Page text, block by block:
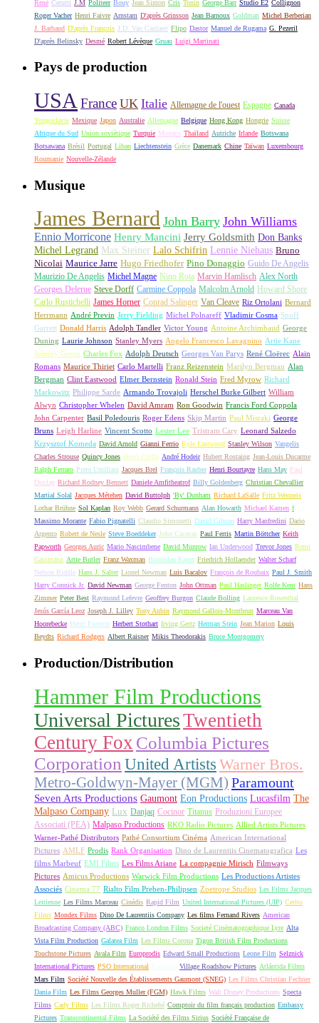
René Cerutti J.M Politeer Bouy Jean Simon Cris Tonin George Barr Studio E2 Collignon
Roger Vacher Henri Faivre Arnstam D'après Grinsson Jean Barnoux Goldman Michel Berberian
J. Barbaud D'après François J.D. Van Caulaert Flipo Dastor Manuel de Rugama G. Pezeril
D'après Belinsky Desmé Robert Lévèque Gruau Luigi Martinati
Pays de production
USA France UK Italie Allemagne de l'ouest Espagne Canada
Yougoslavie Mexique Japon Australie Allemagne Belgique Hong Kong Hongrie Suisse
Afrique du Sud Union soviétique Turquie Monaco Thaïland Autriche Irlande Botswana
Botsawana Brésil Portugal Liban Liechtenstein Grèce Danemark Chine Taïwan Luxembourg
Roumanie Nouvelle-Zélande
Musique
James Bernard John Barry John Williams
Ennio Morricone Henry Mancini Jerry Goldsmith Don Banks
Michel Legrand Max Steiner Lalo Schifrin Lennie Niehaus Bruno
Nicolai Maurice Jarre Hugo Friedhofer Pino Donaggio Guido De Angelis
Maurizio De Angelis Michel Magne Nino Rota Marvin Hamlisch Alex North
Georges Delerue Steve Dorff Carmine Coppola Malcolm Arnold Howard Shore
Carlo Rustichelli James Horner Conrad Salinger Van Cleave Riz Ortolani Bernard
Herrmann André Previn Jerry Fielding Michel Polnareff Vladimir Cosma Snuff
Garrett Donald Harris Adolph Tandler Victor Young Antoine Archimbaud George
Duning Laurie Johnson Stanley Myers Angelo Francesco Lavagnino Artie Kane
Johnny Green Charles Fox Adolph Deutsch Georges Van Parys René Cloërec Alain
Romans Maurice Thiriet Carlo Martelli Franz Reizenstein Marilyn Bergman Alan
Bergman Clint Eastwood Elmer Bernstein Ronald Stein Fred Myrow Richard
Markowitz Philippe Sarde Armando Trovajoli Herschel Burke Gilbert William
Alwyn Christopher Whelen David Amram Ron Goodwin Francis Ford Coppola
John Carpenter Basil Poledouris Roger Edens Skip Martin Paul Misraki George
Bruns Leigh Harline Vincent Scotto Lester Lee Tristram Cary Leonard Salzedo
Krzysztof Komeda David Arnold Gianni Ferrio Kyle Eastwood Stanley Wilson Vangelis
Charles Strouse Quincy Jones Henri Crolla André Hodeir Hubert Rostaing Jean-Louis Ducarme
Ralph Ferraro Piero Umiliani Jacques Brel François Rauber Henri Bourtayre Hans May
Paul
Dunlap Richard Rodney Bennett Daniele Amfitheatrof Billy Goldenberg Christian Chevallier
Martial Solal Jacques Métehen David Buttolph 'By' Dunham Richard LaSalle Fritz Wenneis
Lothar Brühne Sol Kaplan Roy Webb Gerard Schurmann Alan Howarth Michael Kamen f
Massimo Morante Fabio Pignatelli Claudio Simonetti David Gibson Harry Manfredini Dario
Argento Robert de Nesle Steve Boeddeker John Cacavas Paul Ferris Martin Böttcher Keith
Papworth Georges Auric Mario Nascimbene David Munrow Ian Underwood Trevor Jones Remi
Gassmann Artie Butler Franz Waxman Bronislau Kaper Friedrich Hollaender Walter Scharf
Nelson Riddle Hans J. Salter Lionel Newman Luis Bacalov François de Roubaix Paul J. Smith
Harry Connick Jr. David Newman George Fenton John Ottman Paul Haslinger Rolfe Kent Hans
Zimmer Peter Best Raymond Lefevre Geoffrey Burgon Claude Bolling Laurence Rosenthal
Jesús García Leoz Joseph J. Lilley Tony Aubin Raymond Gallois-Montbrun Marceau Van
Hoorebecke Henri Forterre Herbert Stothart Irving Gertz Herman Stein Jean Marion Louis
Beydts Richard Rodgers Albert Raisner Mikis Theodorakis Bruce Montgomery
Production/Distribution
Hammer Film Productions
Universal PicturesTwentieth
Century Fox Columbia Pictures
Corporation United Artists Warner Bros.
Metro-Goldwyn-Mayer (MGM) Paramount
Seven Arts Productions Gaumont Eon Productions Lucasfilm The
Malpaso Company Lux Danjaq Cocinor Titanus Produzioni Europee
Associati (PEA) Malpaso Productions RKO Radio Pictures Allied Artists Pictures
Warner-Pathé Distributors Pathé Consortium Cinéma American International
Pictures AMLF Prodis Rank Organisation Dino de Laurentiis Cinematografica Les
films Marbeuf EMI Films Les Films Ariane La compagnie Mirisch Filmways
Pictures Amicus Productions Warwick Film Productions Les Productions Artistes
Associés Cinema 77 Rialto Film Preben-Philipsen Zoetrope Studios Les Films Jacques
Leitienne Les Films Marceau Cinédis Rapid Film United International Pictures (UIP) Cerito
Films Mondex Films Dino De Laurentiis Company Les films Fernand Rivers American
Broadcasting Company (ABC) Franco London Films Societé Cinématographique Lyre Alta
Vista Film Production Galatea Film Les Films Corona Tigon British Film Productions
Touchstone Pictures Avala Film Europrodis Edward Small Productions Leone Film Selznick
International Pictures PSO International Village Roadshow Pictures Atlántida Films
Mars Film Société Nouvelle des Établissements Gaumont (SNEG) Les Films Christian Fechner
Dania Film Les Films Georges Muller (FGM) Hawk Films Walt Disney Productions Specta
Films Cady Films Les Films Roger Richebé Comptoir du film français production Embassy
Pictures Transcontinental Films La Société des Films Sirius Société Française de